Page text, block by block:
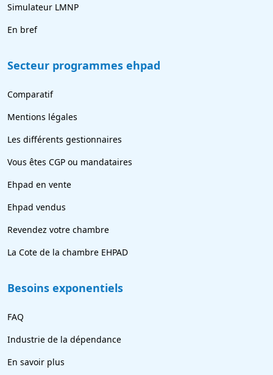
Simulateur LMNP
En bref
Secteur programmes ehpad
Comparatif
Mentions légales
Les différents gestionnaires
Vous êtes CGP ou mandataires
Ehpad en vente
Ehpad vendus
Revendez votre chambre
La Cote de la chambre EHPAD
Besoins exponentiels
FAQ
Industrie de la dépendance
En savoir plus